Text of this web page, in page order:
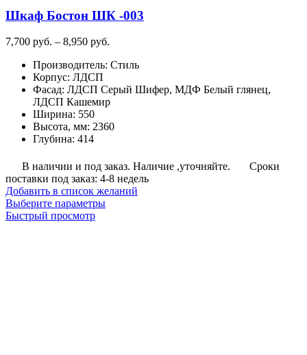
Шкаф Бостон ШК -003
7,700 руб. – 8,950 руб.
7,700
–
8,950
Производитель: Стиль
Корпус: ЛДСП
Фасад: ЛДСП Серый Шифер, МДФ Белый глянец,
ЛДСП Кашемир
Ширина: 550
Высота, мм: 2360
Глубина: 414
В наличии и под заказ. Наличие ,уточняйте.
Сроки
поставки под заказ: 4-8 недель
Добавить в список желаний
Выберите параметрыЭтот
Быстрый просмотр